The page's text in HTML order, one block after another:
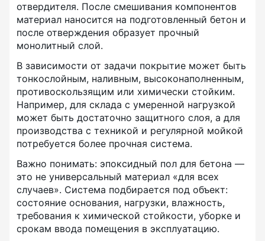
отвердителя. После смешивания компонентов
материал наносится на подготовленный бетон и
после отверждения образует прочный
монолитный слой.
В зависимости от задачи покрытие может быть
тонкослойным, наливным, высоконаполненным,
противоскользящим или химически стойким.
Например, для склада с умеренной нагрузкой
может быть достаточно защитного слоя, а для
производства с техникой и регулярной мойкой
потребуется более прочная система.
Важно понимать: эпоксидный пол для бетона —
это не универсальный материал «для всех
случаев». Система подбирается под объект:
состояние основания, нагрузки, влажность,
требования к химической стойкости, уборке и
срокам ввода помещения в эксплуатацию.